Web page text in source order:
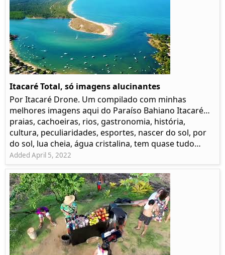
Itacaré Total, só imagens alucinantes
Por Itacaré Drone. Um compilado com minhas
melhores imagens aqui do Paraíso Bahiano Itacaré…
praias, cachoeiras, rios, gastronomia, história,
cultura, peculiaridades, esportes, nascer do sol, por
do sol, lua cheia, água cristalina, tem quase tudo…
Added April 5, 2022